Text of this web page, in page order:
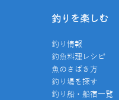
釣りを楽しむ
釣り情報
釣魚料理レシピ
魚のさばき方
釣り場を探す
釣り船・船宿一覧